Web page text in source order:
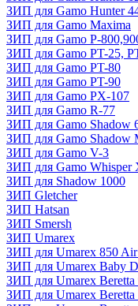
ЗИП для Gamo Hunter
ЗИП для Gamo Maxima
ЗИП для Gamo P-
ЗИП для Gamo PT-25,
ЗИП для Gamo PT-80
ЗИП для Gamo PT-90
ЗИП для Gamo PX-107
ЗИП для Gamo R-77
ЗИП для Gamo Shadow
ЗИП для Gamo Shadow
ЗИП для Gamo V-3
ЗИП для Gamo Whisper
ЗИП для Shadow 1000
ЗИП Gletcher
ЗИП Hatsan
ЗИП Smersh
ЗИП Umarex
ЗИП для Umarex 850
ЗИП для Umarex Baby
ЗИП для Umarex
ЗИП для Umarex